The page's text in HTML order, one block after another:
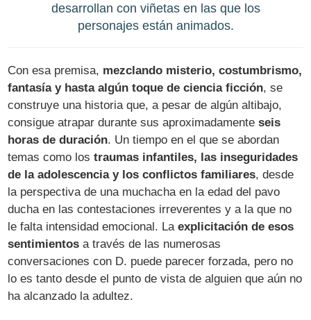
desarrollan con viñetas en las que los
personajes están animados.
Con esa premisa, mezclando misterio, costumbrismo,
fantasía y hasta algún toque de ciencia ficción, se
construye una historia que, a pesar de algún altibajo,
consigue atrapar durante sus aproximadamenteseis
horas de duración. Un tiempo en el que se abordan
temas como lostraumas infantiles, las inseguridades
de la adolescencia y los conflictos familiares, desde
la perspectiva de una muchacha en la edad del pavo
ducha en las contestaciones irreverentes y a la que no
le falta intensidad emocional. Laexplicitación de esos
sentimientos a través de las numerosas
conversaciones con D. puede parecer forzada, pero no
lo es tanto desde el punto de vista de alguien que aún no
ha alcanzado la adultez.